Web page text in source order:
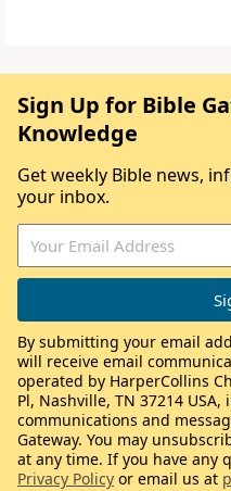
Sign Up for Bible
Knowledge
Get weekly Bible news,
your inbox.
By submitting your email
will receive email
operated by HarperCollins
Pl, Nashville, TN 37214
communications and
Gateway. You may
at any time. If you have any
Privacy Policy or email us at